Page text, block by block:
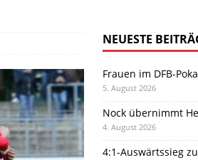
NEUESTE
Frauen im DFB-
5. August 2026
Nock übernimmt
4. August 2026
4:1-Auswärtssieg